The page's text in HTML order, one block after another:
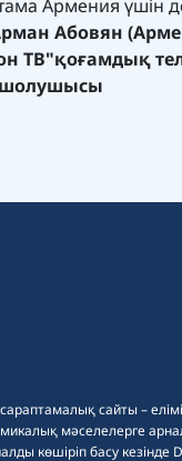
Армения үшін
Абовян
ТВ"қоғамдық
шолушысы
сайты –
мәселелерге
көшіріп басу